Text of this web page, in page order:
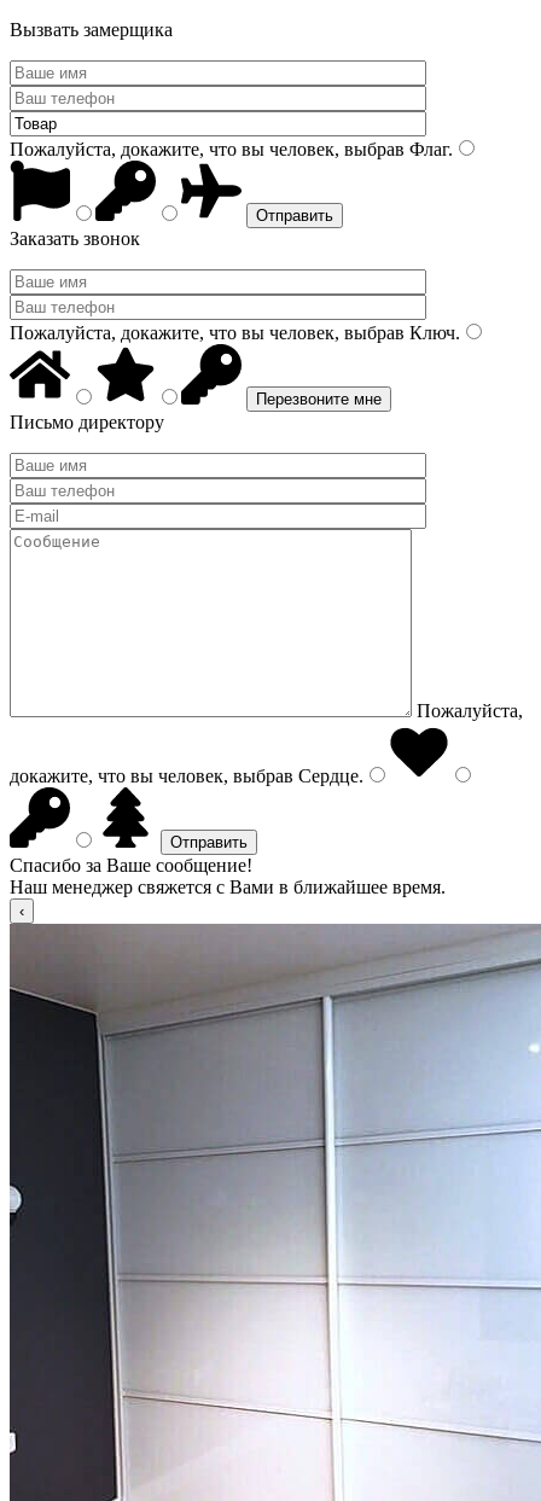
Вызвать замерщика
Пожалуйста, докажите, что вы человек, выбрав Флаг.
Заказать звонок
Пожалуйста, докажите, что вы человек, выбрав Ключ.
Письмо директору
Пожалуйста,
докажите, что вы человек, выбрав Сердце.
Спасибо за Ваше сообщение!
Наш менеджер свяжется с Вами в ближайшее время.